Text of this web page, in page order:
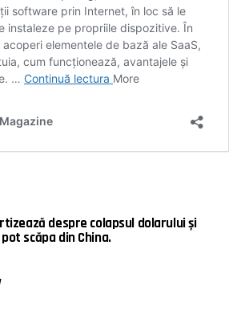
despre colapsul dolarului și
scăpa din China.